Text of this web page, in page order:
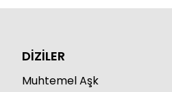
DİZİLER
Muhtemel Aşk